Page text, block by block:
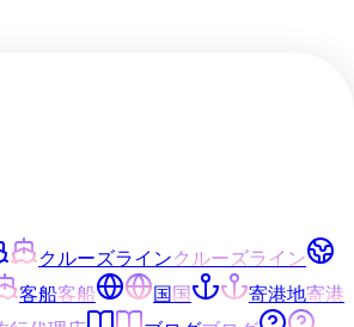
クルーズラインクルーズライン
客船客船 国国 寄港地寄港